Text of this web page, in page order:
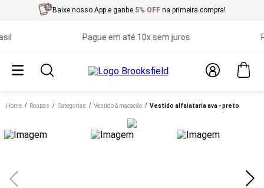
Baixe nosso App e ganhe 5% OFF na primeira compra!
Pague em até 10x sem juros
Home roupas categorias vestido & macacão vestido alfaiataria ava - preto